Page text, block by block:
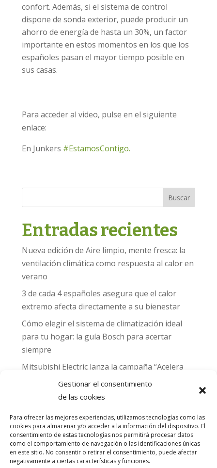
Gestionar el consentimiento
de las cookies
Para ofrecer las mejores experiencias, utilizamos tecnologías como las
cookies para almacenar y/o acceder a la información del dispositivo. El
consentimiento de estas tecnologías nos permitirá procesar datos
como el comportamiento de navegación o las identificaciones únicas
en este sitio. No consentir o retirar el consentimiento, puede afectar
negativamente a ciertas características y funciones.
confort. Además, si el sistema de control
dispone de sonda exterior, puede producir un
ahorro de energía de hasta un 30%, un factor
importante en estos momentos en los que los
españoles pasan el mayor tiempo posible en
sus casas.
Para acceder al video, pulse en el siguiente
enlace:
En Junkers #EstamosContigo.
Buscar
Entradas recientes
Nueva edición de Aire limpio, mente fresca: la
ventilación climática como respuesta al calor en
verano
3 de cada 4 españoles asegura que el calor
extremo afecta directamente a su bienestar
Cómo elegir el sistema de climatización ideal
para tu hogar: la guía Bosch para acertar
siempre
Mitsubishi Electric lanza la campaña “Acelera
hacia MADRID 2026” y premia con entradas
para el Gran Premio de Fórmula 1 de Madrid
sello CO₂ Nulo: confort real, salud y
descarbonización en una sola vivienda